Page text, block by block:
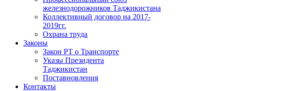
железнодорожников Таджикистана
Коллективный договор на 2017-
2019гг.
Охрана труда
Законы
Закон РТ о Транспорте
Указы Президента
Таджикистан
Поставновления
Контакты